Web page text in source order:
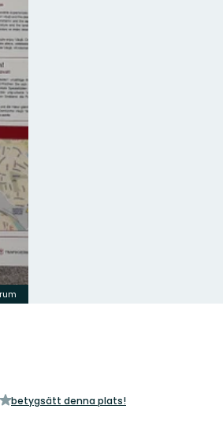
betygsätt denna plats!